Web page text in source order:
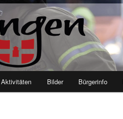
Aktivitäten Bilder Bürgerinfo